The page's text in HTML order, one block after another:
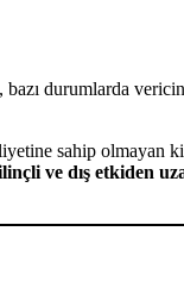
bazı durumlarda
sahip olmayan
ve dış etkiden